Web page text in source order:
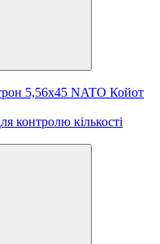
5,56х45 NATO Койот